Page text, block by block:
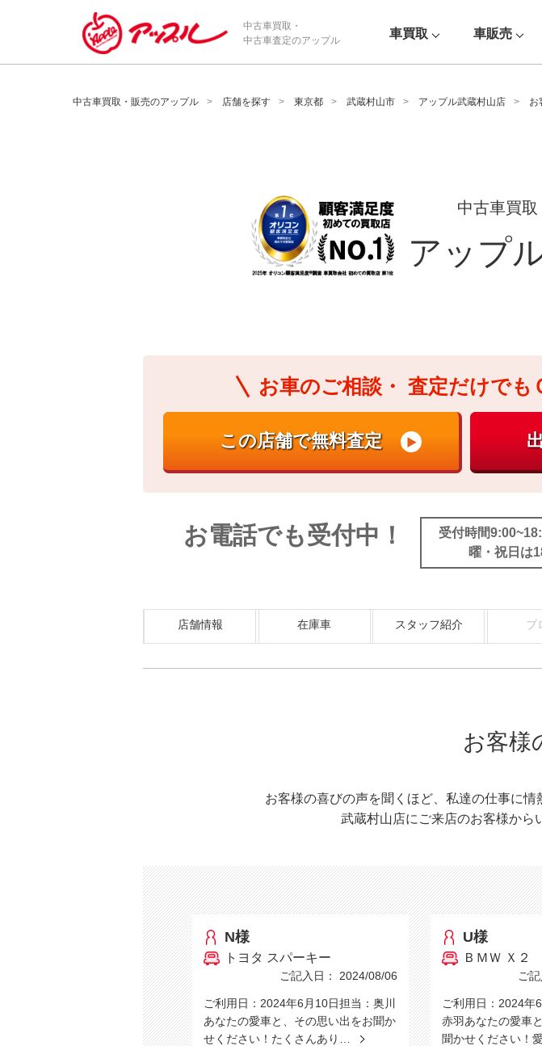
/*ABテスト_新規査定フォームの為のCVボタン*/
中古車買取・
中古車査定のアップル
車買取 車販売
中古車買取・販売のアップル 店舗を探す 東京都 武蔵村山市 アップル武蔵村山店 お
中古車買
アップ
お車のご相談・ 査定だけでも
お電話でも受付中！
受付時間
曜・祝日は
店舗情報 在庫車 スタッフ紹介 ブ
お客様
お客様の喜びの声を聞くほど、私達の仕事に
武蔵村山店にご来店のお客様から
N様
トヨタ スパーキー
ご記入日： 2024/08/06
ご利用日：2024年6月10日担当：奥川
あなたの愛車と、その思い出をお聞か
せください！たくさんあり…
U様
ＢＭＷ Ｘ２
ご
ご利用日：2024年
赤羽あなたの愛車
聞かせください！